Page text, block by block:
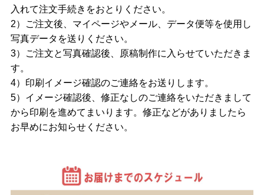
入れて注文手続きをおとりください。
2）ご注文後、マイページやメール、データ便等を使用し
写真データを送りください。
3）ご注文と写真確認後、原稿制作に入らせていただきま
す。
4）印刷イメージ確認のご連絡をお送りします。
5）イメージ確認後、修正なしのご連絡をいただきまして
から印刷を進めてまいります。修正などがありましたら
お早めにお知らせください。